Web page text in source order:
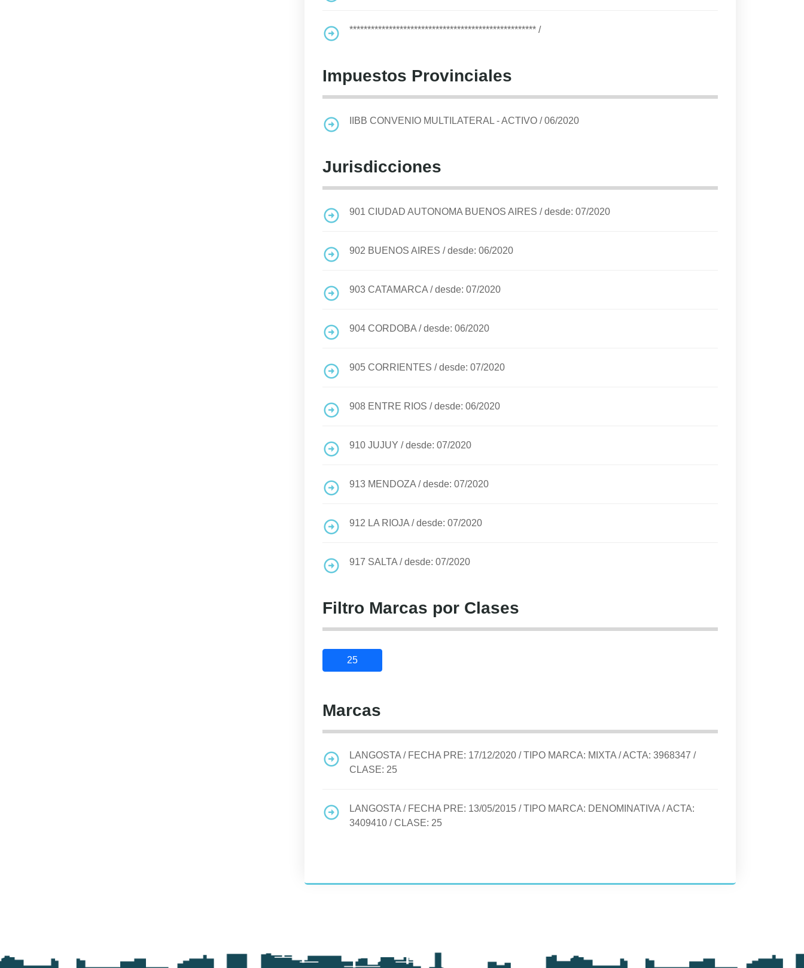
**************************************************** /
Impuestos Provinciales
IIBB CONVENIO MULTILATERAL - ACTIVO /06/2020
Jurisdicciones
901 CIUDAD AUTONOMA BUENOS AIRES /desde: 07/2020
902 BUENOS AIRES /desde: 06/2020
903 CATAMARCA /desde: 07/2020
904 CORDOBA /desde: 06/2020
905 CORRIENTES /desde: 07/2020
908 ENTRE RIOS /desde: 06/2020
910 JUJUY /desde: 07/2020
913 MENDOZA /desde: 07/2020
912 LA RIOJA /desde: 07/2020
917 SALTA /desde: 07/2020
Filtro Marcas por Clases
25
Marcas
LANGOSTA / FECHA PRE: 17/12/2020 / TIPO MARCA: MIXTA / ACTA: 3968347 /
CLASE: 25
LANGOSTA / FECHA PRE: 13/05/2015 / TIPO MARCA: DENOMINATIVA / ACTA:
3409410 / CLASE: 25